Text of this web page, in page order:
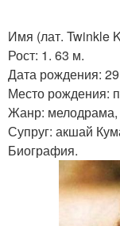
Имя (лат. Twinkle
Рост: 1. 63 м.
Дата рождения:
Место рождения:
Жанр: мелодрама,
Супруг: акшай
Биография.